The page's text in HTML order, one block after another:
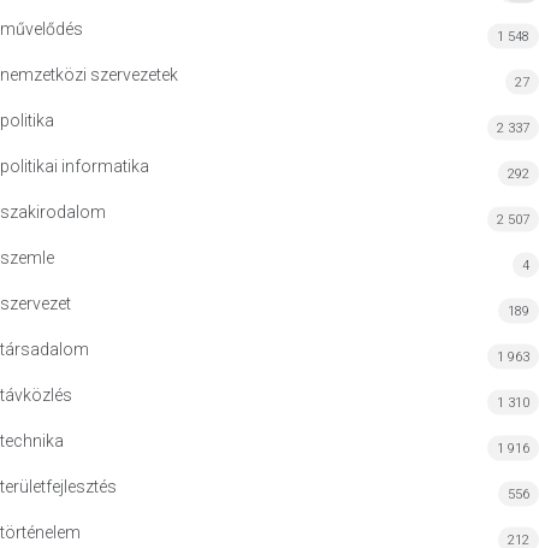
művelődés 1 548
nemzetközi szervezetek 27
politika 2 337
politikai informatika 292
szakirodalom 2 507
szemle 4
szervezet 189
társadalom 1 963
távközlés 1 310
technika 1 916
területfejlesztés 556
történelem 212